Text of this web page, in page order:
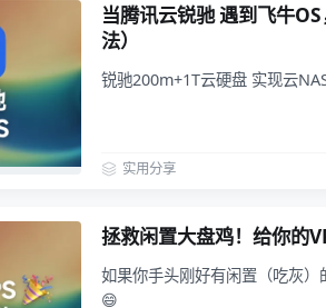
当腾讯云锐驰 遇到飞牛
法）
锐驰200m+1T云硬盘 实现云
实用分享
拯救闲置大盘鸡！给你的
如果你手头刚好有闲置（吃灰
😄